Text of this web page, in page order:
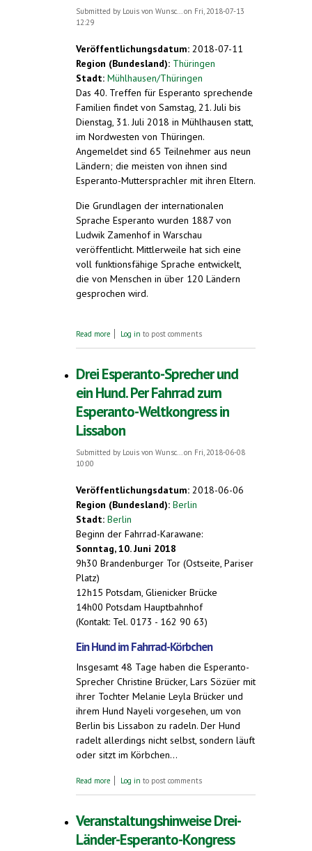
Submitted by Louis von Wunsc...on Fri, 2018-07-13
12:29
Veröffentlichungsdatum: 2018-07-11
Region (Bundesland): Thüringen
Stadt: Mühlhausen/Thüringen
Das 40. Treffen für Esperanto sprechende
Familien findet von Samstag, 21. Juli bis
Dienstag, 31. Juli 2018 in Mühlhausen statt,
im Nordwesten von Thüringen.
Angemeldet sind 65 Teilnehmer aus neun
Ländern; die meisten von ihnen sind
Esperanto-Muttersprachler mit ihren Eltern.
Die Grundlagen der internationalen
Sprache Esperanto wurden 1887 von
Ludwik Zamenhof in Warschau
veröffentlicht. Mittlerweile hat sich eine
voll funktionsfähige Sprache entwickelt,
die von Menschen in über 120 Ländern
gesprochen wird.
Read more about Internationale Esperanto-
Log in to post comments
Drei Esperanto-Sprecher und
ein Hund. Per Fahrrad zum
Esperanto-Weltkongress in
Lissabon
Submitted by Louis von Wunsc...on Fri, 2018-06-08
10:00
Veröffentlichungsdatum: 2018-06-06
Region (Bundesland): Berlin
Stadt: Berlin
Beginn der Fahrrad-Karawane:
Sonntag, 10. Juni 2018
9h30 Brandenburger Tor (Ostseite, Pariser
Platz)
12h15 Potsdam, Glienicker Brücke
14h00 Potsdam Hauptbahnhof
(Kontakt: Tel. 0173 - 162 90 63)
Ein Hund im Fahrrad-Körbchen
Insgesamt 48 Tage haben die Esperanto-
Sprecher Christine Brücker, Lars Sözüer mit
ihrer Tochter Melanie Leyla Brücker und
ihrem Hund Nayeli vorgesehen, um von
Berlin bis Lissabon zu radeln. Der Hund
radelt allerdings nicht selbst, sondern läuft
oder sitzt im Körbchen...
Read more about Drei Esperanto-Sprecher und ein
Log in to post comments
Veranstaltungshinweise Drei-
Länder-Esperanto-Kongress